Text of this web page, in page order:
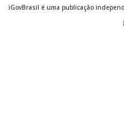
iGovBrasil é uma publicação